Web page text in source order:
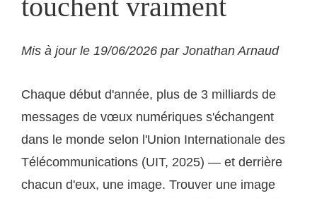
touchent vraiment
Mis à jour le 19/06/2026 par Jonathan Arnaud
Chaque début d'année, plus de 3 milliards de
messages de vœux numériques s'échangent
dans le monde selon l'Union Internationale des
Télécommunications (UIT, 2025) — et derrière
chacun d'eux, une image. Trouver une image